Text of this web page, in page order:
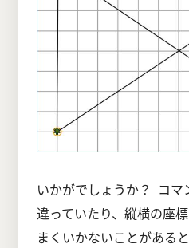
いかがでしょうか？ コマ
違っていたり、縦横の座
まくいかないことがある